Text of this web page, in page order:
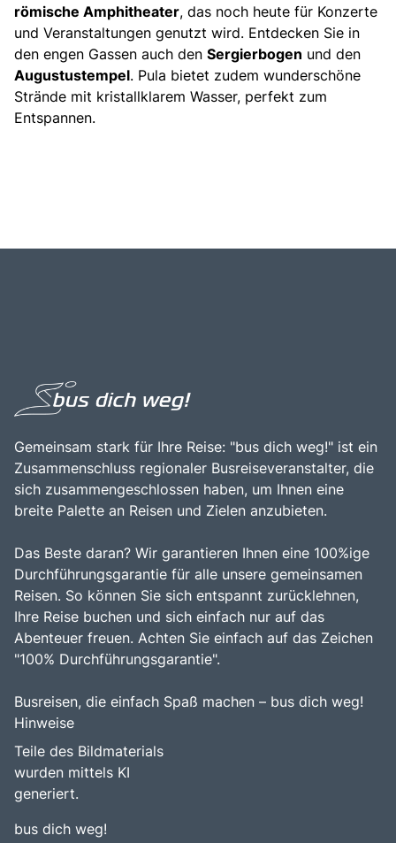
römische Amphitheater, das noch heute für Konzerte
und Veranstaltungen genutzt wird. Entdecken Sie in
den engen Gassen auch den Sergierbogen und den
Augustustempel. Pula bietet zudem wunderschöne
Strände mit kristallklarem Wasser, perfekt zum
Entspannen.
Gemeinsam stark für Ihre Reise: "bus dich weg!" ist ein
Zusammenschluss regionaler Busreiseveranstalter, die
sich zusammengeschlossen haben, um Ihnen eine
breite Palette an Reisen und Zielen anzubieten.
Das Beste daran? Wir garantieren Ihnen eine 100%ige
Durchführungsgarantie für alle unsere gemeinsamen
Reisen. So können Sie sich entspannt zurücklehnen,
Ihre Reise buchen und sich einfach nur auf das
Abenteuer freuen. Achten Sie einfach auf das Zeichen
"100% Durchführungsgarantie".
Busreisen, die einfach Spaß machen – bus dich weg!
Hinweise
Teile des Bildmaterials
wurden mittels KI
generiert.
bus dich weg!